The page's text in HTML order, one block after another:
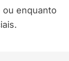
ou enquanto